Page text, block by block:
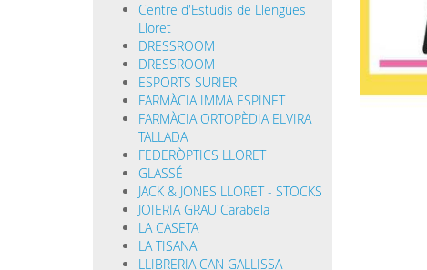
Centre d'Estudis de Llengües
Lloret
DRESSROOM
DRESSROOM
ESPORTS SURIER
FARMÀCIA IMMA ESPINET
FARMÀCIA ORTOPÈDIA ELVIRA
TALLADA
FEDERÒPTICS LLORET
GLASSÉ
JACK & JONES LLORET - STOCKS
JOIERIA GRAU Carabela
LA CASETA
LA TISANA
LLIBRERIA CAN GALLISSA